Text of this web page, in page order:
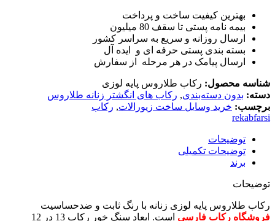
بهترین کیفیت ساخت و پرداخت
بیمه نامه پستی تا سقف 80 میلیون
ارسال روزانه و سریع به سراسر کشور
بسته بندی پستی حرفه ای و ایده آل
ارسال پیامک در هر مرحله از سفارش
شناسه محصول: رکاب طلاروس پایه لوزی
دسته: بدون دسته‌بندی, رکاب های انگشتر زنانه طلاروس
برچسب: خرید وسایل ساخت زیورالات, رکاب
rekabfarsi
توضیحات
توضیحات تکمیلی
برند
توضیحات
رکاب طلاروس پایه لوزی زنانه با رنگ ثابت و ضدحساسیت
فروشگاه رکاب فارسی
است. ابعاد سنگ خور رکاب 13 در 12